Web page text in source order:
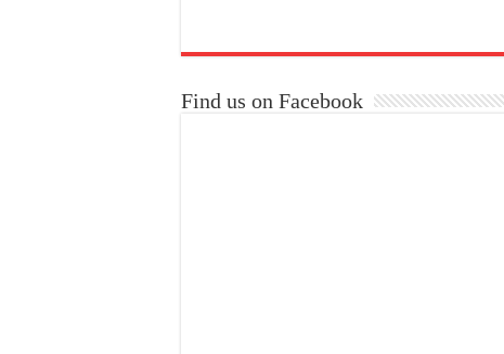
Find us on Facebook